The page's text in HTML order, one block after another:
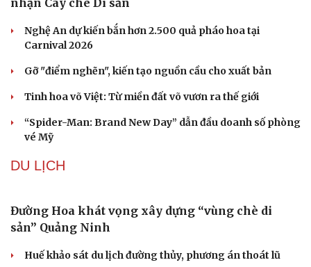
năm để sản xuất tên lửa Patriot
Mỹ gấp rút tăng sản xuất vũ khí vì chiến sự Iran
Kho đạn dược và tên lửa chủ lực của Mỹ
“ma trận” 550 biến thể
tác với Rolls-Royce
VĂN HÓA